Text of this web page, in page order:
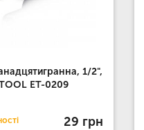
1/2",
ET-0209
29 грн